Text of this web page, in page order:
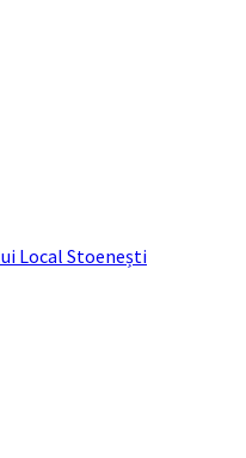
Local Stoenești